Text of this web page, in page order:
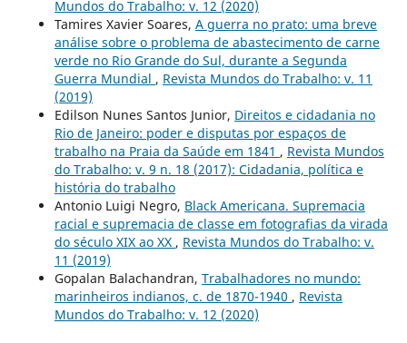
Mundos do Trabalho: v. 12 (2020)
Tamires Xavier Soares, A guerra no prato: uma breve
análise sobre o problema de abastecimento de carne
verde no Rio Grande do Sul, durante a Segunda
Guerra Mundial , Revista Mundos do Trabalho: v. 11
(2019)
Edilson Nunes Santos Junior, Direitos e cidadania no
Rio de Janeiro: poder e disputas por espaços de
trabalho na Praia da Saúde em 1841 , Revista Mundos
do Trabalho: v. 9 n. 18 (2017): Cidadania, política e
história do trabalho
Antonio Luigi Negro, Black Americana. Supremacia
racial e supremacia de classe em fotografias da virada
do século XIX ao XX , Revista Mundos do Trabalho: v.
11 (2019)
Gopalan Balachandran, Trabalhadores no mundo:
marinheiros indianos, c. de 1870-1940 , Revista
Mundos do Trabalho: v. 12 (2020)